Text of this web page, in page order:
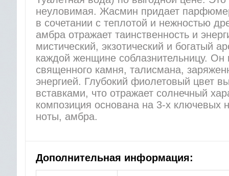
неуловимая. Жасмин придает
в сочетании с теплотой и нежностью
амбра отражает таинственность и
мистический, экзотический и богатый
каждой женщине соблазнительницу.
священного камня, талисмана,
энергией. Глубокий фиолетовый цвет
вставками, что отражает солнечный
композиция основана на 3-х ключевых
ноты, амбра.
Дополнительная информация: